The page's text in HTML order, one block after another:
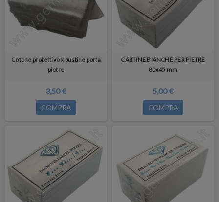
Cotone protettivo x bustine porta
pietre
3,50 €
COMPRA
CARTINE BIANCHE PER PIETRE
80x45 mm
5,00 €
COMPRA